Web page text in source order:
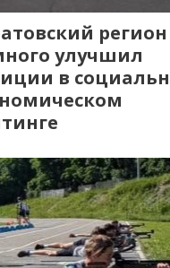
регион
улучшил
в